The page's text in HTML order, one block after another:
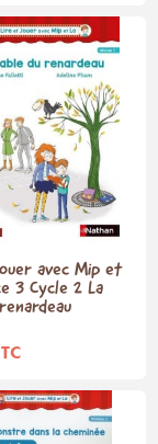
avec Mip et
3 Cycle 2 La